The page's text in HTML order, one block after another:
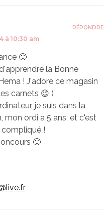
à 10:30 am
🙂
la Bonne
! J'adore ce magasin
carnets 😉 )
je suis dans la
mon ordi a 5 ans, et c'est
!
🙂
RÉPONDRE